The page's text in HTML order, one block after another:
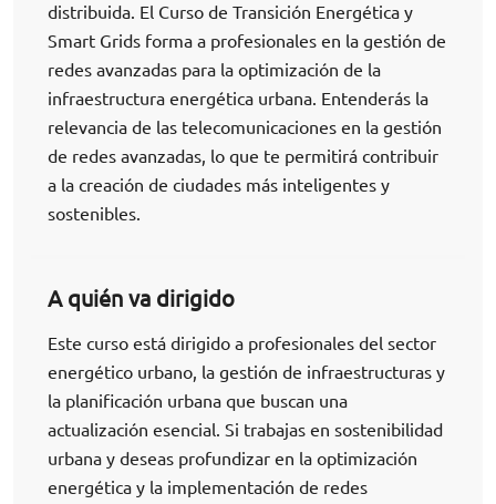
distribuida. El Curso de Transición Energética y
Smart Grids forma a profesionales en la gestión de
redes avanzadas para la optimización de la
infraestructura energética urbana. Entenderás la
relevancia de las telecomunicaciones en la gestión
de redes avanzadas, lo que te permitirá contribuir
a la creación de ciudades más inteligentes y
sostenibles.
A quién va dirigido
Este curso está dirigido a profesionales del sector
energético urbano, la gestión de infraestructuras y
la planificación urbana que buscan una
actualización esencial. Si trabajas en sostenibilidad
urbana y deseas profundizar en la optimización
energética y la implementación de redes